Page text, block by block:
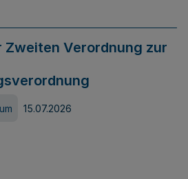
Verordnung zur
15.07.2026